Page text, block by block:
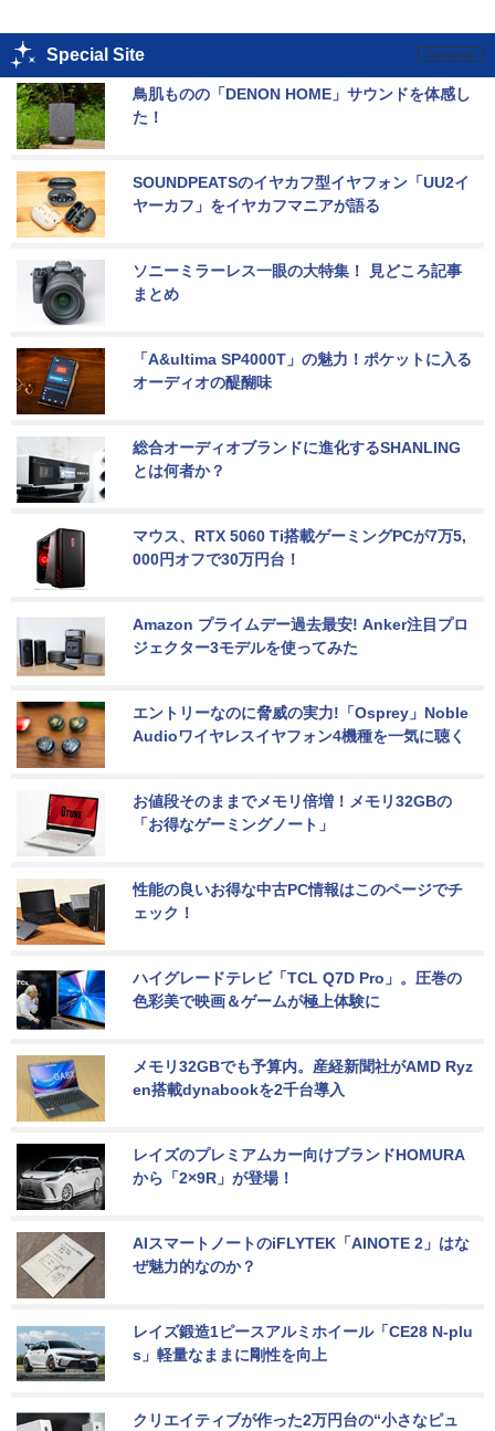
Special Site
鳥肌ものの「DENON HOME」サウンドを体感し
た！
SOUNDPEATSのイヤカフ型イヤフォン「UU2イ
ヤーカフ」をイヤカフマニアが語る
ソニーミラーレス一眼の大特集！ 見どころ記事
まとめ
「A&ultima SP4000T」の魅力！ポケットに入る
オーディオの醍醐味
総合オーディオブランドに進化するSHANLING
とは何者か？
マウス、RTX 5060 Ti搭載ゲーミングPCが7万5,
000円オフで30万円台！
Amazon プライムデー過去最安! Anker注目プロ
ジェクター3モデルを使ってみた
エントリーなのに脅威の実力!「Osprey」Noble
Audioワイヤレスイヤフォン4機種を一気に聴く
お値段そのままでメモリ倍増！メモリ32GBの
「お得なゲーミングノート」
性能の良いお得な中古PC情報はこのページでチ
ェック！
ハイグレードテレビ「TCL Q7D Pro」。圧巻の
色彩美で映画＆ゲームが極上体験に
メモリ32GBでも予算内。産経新聞社がAMD Ryz
en搭載dynabookを2千台導入
レイズのプレミアムカー向けブランドHOMURA
から「2×9R」が登場！
AIスマートノートのiFLYTEK「AINOTE 2」はな
ぜ魅力的なのか？
レイズ鍛造1ピースアルミホイール「CE28 N-plu
s」軽量なままに剛性を向上
クリエイティブが作った2万円台の“小さなピュ